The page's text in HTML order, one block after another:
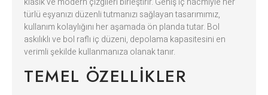
türlü eşyanızı düzenli tutmanızı sağlayan tasarımımız,
kullanım kolaylığını her aşamada ön planda tutar. Bol
askılıklı ve bol raflı iç düzeni, depolama kapasitesini en
verimli şekilde kullanmanıza olanak tanır.
TEMEL ÖZELLIKLER